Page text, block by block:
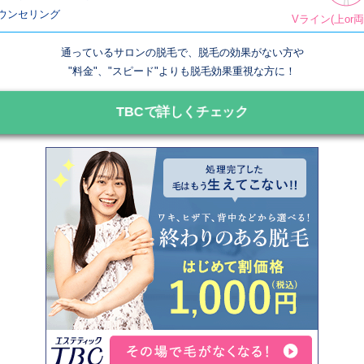
ンセリング
Vライン(上or
通っているサロンの脱毛で、脱毛の効果がない方や
"料金"、"スピード"よりも脱毛効果重視な方に！
TBCで詳しくチェック